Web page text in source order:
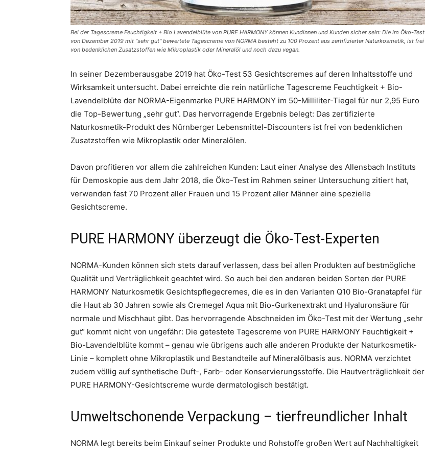
Bei der Tagescreme Feuchtigkeit + Bio Lavendelblüte von PURE HARMONY können Kundinnen und Kunden sicher sein: Die im Öko-Test
von Dezember 2019 mit "sehr gut" bewertete Tagescreme von NORMA besteht zu 100 Prozent aus zertifizierter Naturkosmetik, ist frei
von bedenklichen Zusatzstoffen wie Mikroplastik oder Mineralöl und noch dazu vegan.
In seiner Dezemberausgabe 2019 hat Öko-Test 53 Gesichtscremes auf deren Inhaltsstoffe und
Wirksamkeit untersucht. Dabei erreichte die rein natürliche Tagescreme Feuchtigkeit + Bio-
Lavendelblüte der NORMA-Eigenmarke PURE HARMONY im 50-Milliliter-Tiegel für nur 2,95 Euro
die Top-Bewertung „sehr gut“. Das hervorragende Ergebnis belegt: Das zertifizierte
Naturkosmetik-Produkt des Nürnberger Lebensmittel-Discounters ist frei von bedenklichen
Zusatzstoffen wie Mikroplastik oder Mineralölen.
Davon profitieren vor allem die zahlreichen Kunden: Laut einer Analyse des Allensbach Instituts
für Demoskopie aus dem Jahr 2018, die Öko-Test im Rahmen seiner Untersuchung zitiert hat,
verwenden fast 70 Prozent aller Frauen und 15 Prozent aller Männer eine spezielle
Gesichtscreme.
PURE HARMONY überzeugt die Öko-Test-Experten
NORMA-Kunden können sich stets darauf verlassen, dass bei allen Produkten auf bestmögliche
Qualität und Verträglichkeit geachtet wird. So auch bei den anderen beiden Sorten der PURE
HARMONY Naturkosmetik Gesichtspflegecremes, die es in den Varianten Q10 Bio-Granatapfel für
die Haut ab 30 Jahren sowie als Cremegel Aqua mit Bio-Gurkenextrakt und Hyaluronsäure für
normale und Mischhaut gibt. Das hervorragende Abschneiden im Öko-Test mit der Wertung „sehr
gut“ kommt nicht von ungefähr: Die getestete Tagescreme von PURE HARMONY Feuchtigkeit +
Bio-Lavendelblüte kommt – genau wie übrigens auch alle anderen Produkte der Naturkosmetik-
Linie – komplett ohne Mikroplastik und Bestandteile auf Mineralölbasis aus. NORMA verzichtet
zudem völlig auf synthetische Duft-, Farb- oder Konservierungsstoffe. Die Hautverträglichkeit der
PURE HARMONY-Gesichtscreme wurde dermatologisch bestätigt.
Umweltschonende Verpackung – tierfreundlicher Inhalt
NORMA legt bereits beim Einkauf seiner Produkte und Rohstoffe großen Wert auf Nachhaltigkeit